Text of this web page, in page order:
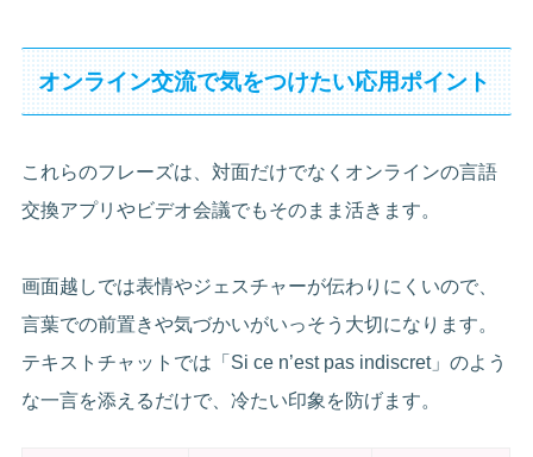
オンライン交流で気をつけたい応用ポイント
これらのフレーズは、対面だけでなくオンラインの言語
交換アプリやビデオ会議でもそのまま活きます。
画面越しでは表情やジェスチャーが伝わりにくいので、
言葉での前置きや気づかいがいっそう大切になります。
テキストチャットでは「Si ce n’est pas indiscret」のよう
な一言を添えるだけで、冷たい印象を防げます。